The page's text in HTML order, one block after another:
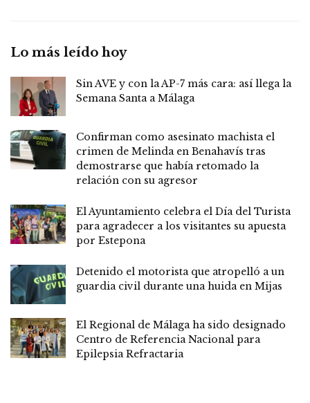
Lo más leído hoy
Sin AVE y con la AP-7 más cara: así llega la
Semana Santa a Málaga
Confirman como asesinato machista el
crimen de Melinda en Benahavís tras
demostrarse que había retomado la
relación con su agresor
El Ayuntamiento celebra el Día del Turista
para agradecer a los visitantes su apuesta
por Estepona
Detenido el motorista que atropelló a un
guardia civil durante una huida en Mijas
El Regional de Málaga ha sido designado
Centro de Referencia Nacional para
Epilepsia Refractaria